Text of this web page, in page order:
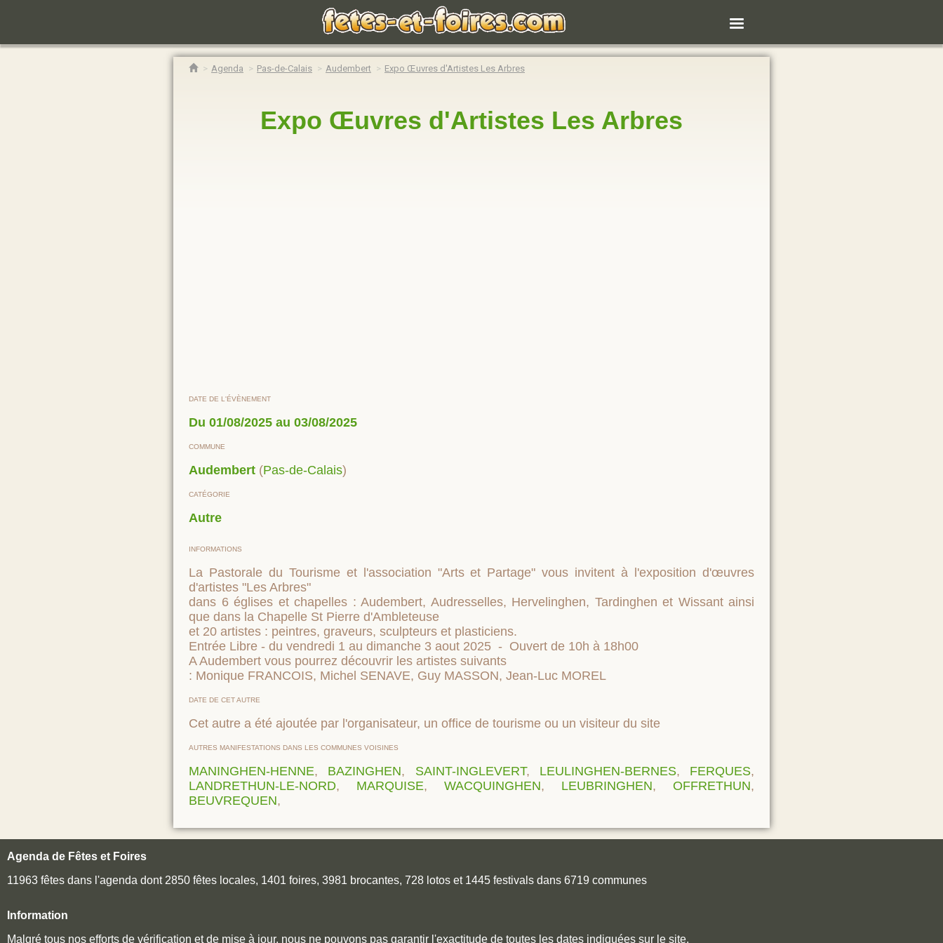
Agenda Pas-de-Calais Audembert Expo Œuvres d'Artistes Les Arbres
Expo Œuvres d'Artistes Les Arbres
DATE DE L'ÉVÈNEMENT
Du 01/08/2025 au 03/08/2025
COMMUNE
Audembert (Pas-de-Calais)
CATÉGORIE
Autre
INFORMATIONS
La Pastorale du Tourisme et l'association "Arts et Partage" vous invitent à l'exposition d'œuvres
d'artistes "Les Arbres"
dans 6 églises et chapelles : Audembert, Audresselles, Hervelinghen, Tardinghen et Wissant ainsi
que dans la Chapelle St Pierre d'Ambleteuse
et 20 artistes : peintres, graveurs, sculpteurs et plasticiens.
Entrée Libre - du vendredi 1 au dimanche 3 aout 2025 - Ouvert de 10h à 18h00
A Audembert vous pourrez découvrir les artistes suivants
: Monique FRANCOIS, Michel SENAVE, Guy MASSON, Jean-Luc MOREL
DATE DE CET AUTRE
Cet autre a été ajoutée par l'organisateur, un office de tourisme ou un visiteur du site
AUTRES MANIFESTATIONS DANS LES COMMUNES VOISINES
MANINGHEN-HENNE, BAZINGHEN, SAINT-INGLEVERT, LEULINGHEN-BERNES, FERQUES,
LANDRETHUN-LE-NORD, MARQUISE, WACQUINGHEN, LEUBRINGHEN, OFFRETHUN,
BEUVREQUEN,
Agenda de Fêtes et Foires
11963 fêtes dans l'agenda dont 2850 fêtes locales, 1401 foires, 3981 brocantes, 728 lotos et 1445 festivals dans 6719 communes
Information
Malgré tous nos efforts de vérification et de mise à jour, nous ne pouvons pas garantir l'exactitude de toutes les dates indiquées sur le site.